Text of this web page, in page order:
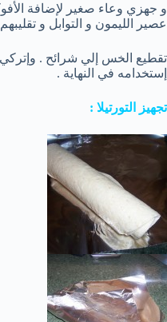
و جهزي وعاء صغير لإضافة
عصير الليمون و التوابل و
تقطيع الخس إلي شرائح .
إستخدامه في النهاية .
تجهيز التورتيلا :